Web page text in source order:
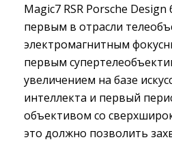
Magic7 RSR Porsche
первым в отрасли
электромагнитным
первым
увеличением на базе
интеллекта и первый
объективом со
это должно позволить